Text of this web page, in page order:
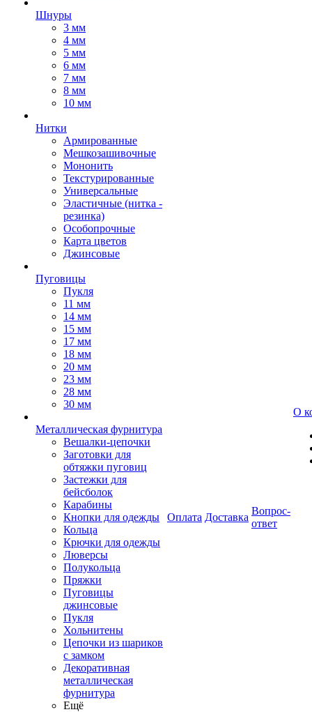
Шнуры
3 мм
4 мм
5 мм
6 мм
7 мм
8 мм
10 мм
Нитки
Армированные
Мешкозашивочные
Мононить
Текстурированные
Универсальные
Эластичные (нитка -
резинка)
Особопрочные
Карта цветов
Джинсовые
Пуговицы
Пукля
11 мм
14 мм
15 мм
17 мм
18 мм
20 мм
23 мм
28 мм
30 мм
Металлическая фурнитура
Вешалки-цепочки
Заготовки для
обтяжки пуговиц
Застежки для
бейсболок
Карабины
Кнопки для одежды
Кольца
Крючки для одежды
Люверсы
Полукольца
Пряжки
Пуговицы
джинсовые
Пукля
Хольнитены
Цепочки из шариков
с замком
Декоративная
металлическая
фурнитура
Ещё
Оплата Доставка
Вопрос-
ответ
О